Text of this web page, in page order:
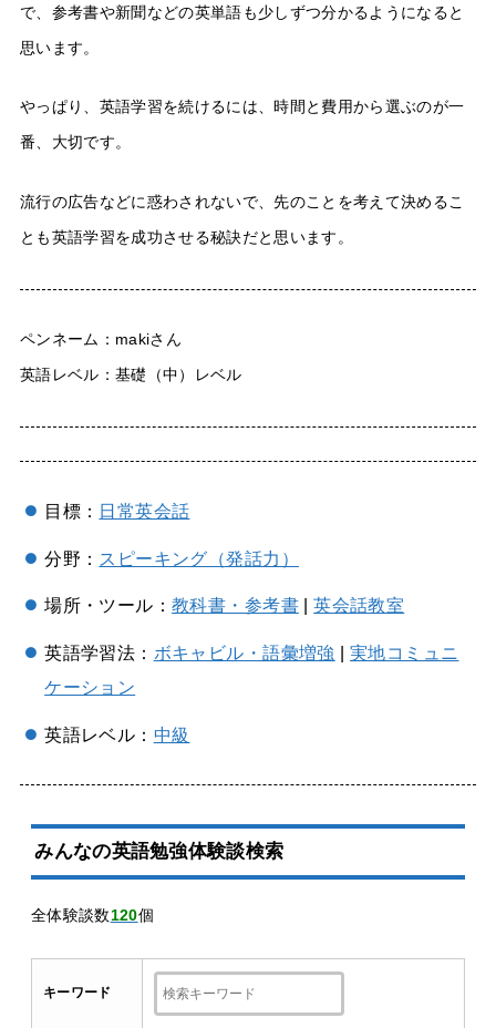
で、参考書や新聞などの英単語も少しずつ分かるようになると
思います。
やっぱり、英語学習を続けるには、時間と費用から選ぶのが一
番、大切です。
流行の広告などに惑わされないで、先のことを考えて決めるこ
とも英語学習を成功させる秘訣だと思います。
ペンネーム：makiさん
英語レベル：基礎（中）レベル
目標： 日常英会話
分野： スピーキング（発話力）
場所・ツール：教科書・参考書|英会話教室
英語学習法： ボキャビル・語彙増強 | 実地コミュニ
ケーション
英語レベル： 中級
みんなの英語勉強体験談検索
全体験談数120個
キーワード